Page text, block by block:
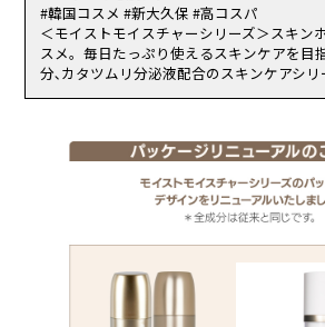
さい。
乳幼児の手の届く場所、直射日光の当たる場
に低温になる場所には置かないでください。
#韓国コスメ #新大久保 #高コスパ
＜モイストモイスチャーシリーズ＞スキン
スメ。毎日たっぷり使えるスキンケアを目
分､カタツムリ分泌液配合のスキンケアシリ